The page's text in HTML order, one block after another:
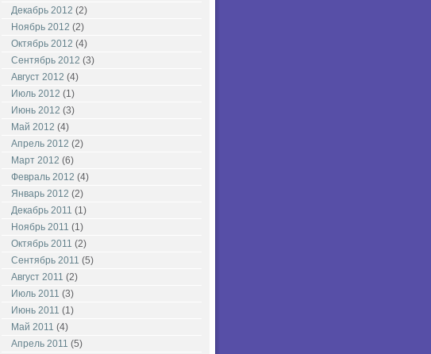
Декабрь 2012 (2)
Ноябрь 2012 (2)
Октябрь 2012 (4)
Сентябрь 2012 (3)
Август 2012 (4)
Июль 2012 (1)
Июнь 2012 (3)
Май 2012 (4)
Апрель 2012 (2)
Март 2012 (6)
Февраль 2012 (4)
Январь 2012 (2)
Декабрь 2011 (1)
Ноябрь 2011 (1)
Октябрь 2011 (2)
Сентябрь 2011 (5)
Август 2011 (2)
Июль 2011 (3)
Июнь 2011 (1)
Май 2011 (4)
Апрель 2011 (5)